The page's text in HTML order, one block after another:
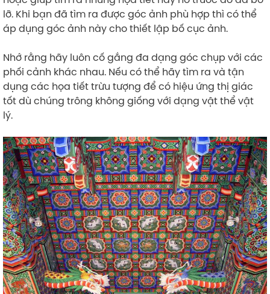
lỡ. Khi bạn đã tìm ra được góc ảnh phù hợp thì có thể
áp dụng góc ảnh này cho thiết lập bố cục ảnh.
Nhớ rằng hãy luôn cố gắng đa dạng góc chụp với các
phối cảnh khác nhau. Nếu có thể hãy tìm ra và tận
dụng các họa tiết trừu tượng để có hiệu ứng thị giác
tốt dù chúng trông không giống với dạng vật thể vật
lý.